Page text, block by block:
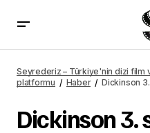
Seyrederiz – Türkiye'nin dizi film
platformu
Haber Dickinson
Dickinson 3.